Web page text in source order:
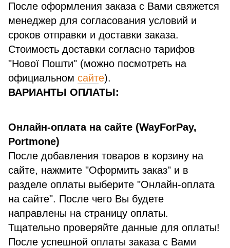
После оформления заказа с Вами свяжется
менеджер для согласования условий и
сроков отправки и доставки заказа.
Стоимость доставки согласно тарифов
"Нової Пошти" (можно посмотреть на
официальном сайте).
ВАРИАНТЫ ОПЛАТЫ:
Онлайн-оплата на сайте (WayForPay,
Portmone)
После добавления товаров в корзину на
сайте, нажмите "Оформить заказ" и в
разделе оплаты выберите "Онлайн-оплата
на сайте". После чего Вы будете
направлены на страницу оплаты.
Тщательно проверяйте данные для оплаты!
После успешной оплаты заказа с Вами